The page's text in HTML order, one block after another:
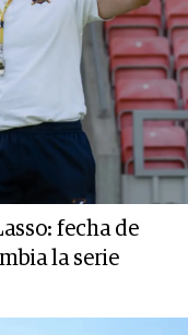
fecha de
la serie